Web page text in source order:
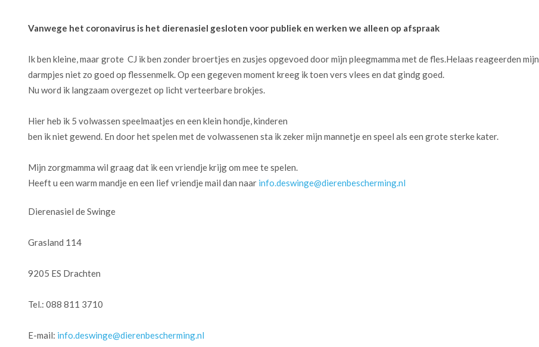
Vanwege het coronavirus is het dierenasiel gesloten voor publiek en werken we alleen op afspraak
Ik ben kleine, maar grote CJ ik ben zonder broertjes en zusjes opgevoed door mijn pleegmamma met de fles.Helaas reageerden mijn
darmpjes niet zo goed op flessenmelk. Op een gegeven moment kreeg ik toen vers vlees en dat gindg goed.
Nu word ik langzaam overgezet op licht verteerbare brokjes.
Hier heb ik 5 volwassen speelmaatjes en een klein hondje, kinderen
ben ik niet gewend. En door het spelen met de volwassenen sta ik zeker mijn mannetje en speel als een grote sterke kater.
Mijn zorgmamma wil graag dat ik een vriendje krijg om mee te spelen.
Heeft u een warm mandje en een lief vriendje mail dan naar info.deswinge@dierenbescherming.nl
Dierenasiel de Swinge
Grasland 114
9205 ES Drachten
Tel.: 088 811 3710
E-mail: info.deswinge@dierenbescherming.nl